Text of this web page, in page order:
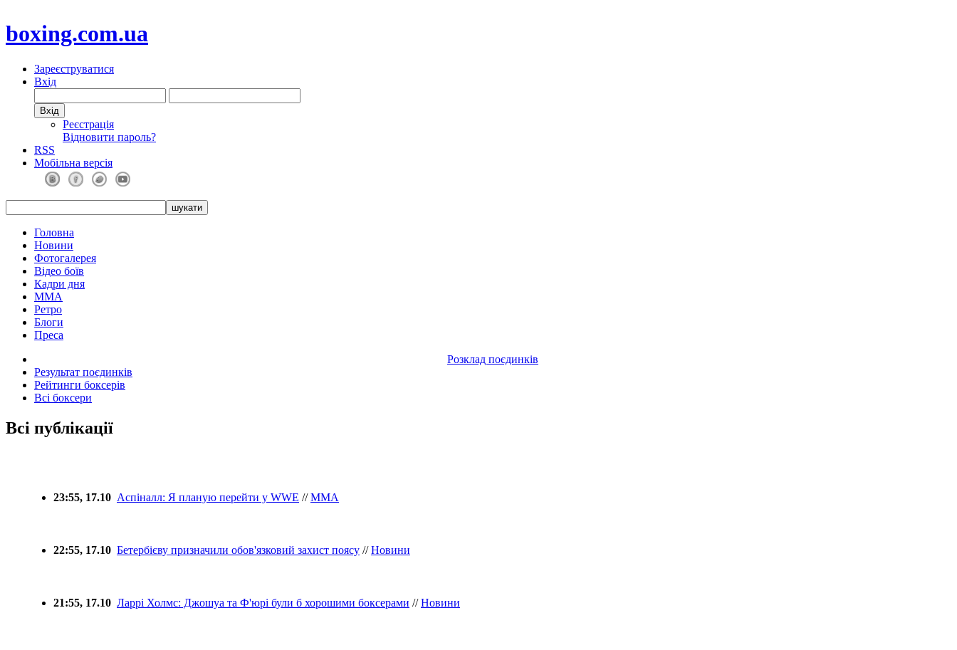
boxing.com.ua
Зареєструватися
Вхід
Реєстрація
Відновити пароль?
RSS
Мобільна версія
Головна
Новини
Фотогалерея
Відео боїв
Кадри дня
ММА
Ретро
Блоги
Преса
Розклад поєдинків
Результат поєдинків
Рейтинги боксерів
Всі боксери
Всі публікації
23:55, 17.10 Аспіналл: Я планую перейти у WWE //ММА
22:55, 17.10 Бетербієву призначили обов'язковий захист поясу //Новини
21:55, 17.10 Ларрі Холмс: Джошуа та Ф'юрі були б хорошими боксерами //Новини